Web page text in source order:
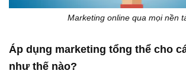
Marketing online qua mọi nền
Áp dụng marketing tổng thể cho
như thế nào?